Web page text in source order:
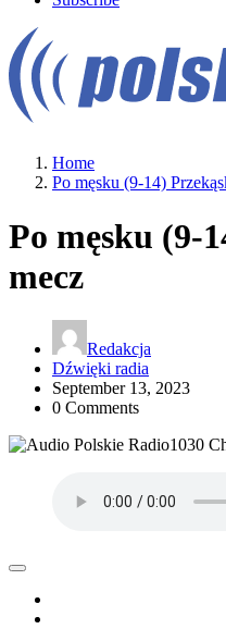
Home
Po męsku (9-14)
Po męsku (9-
mecz
Redakcja
Dźwięki radia
September 13, 2023
0 Comments